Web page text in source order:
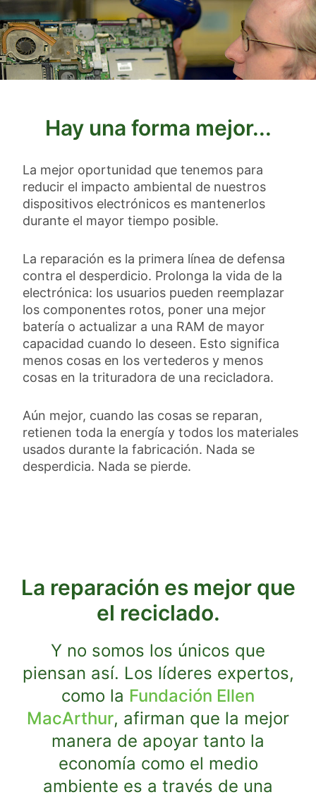
Hay una forma mejor...
La mejor oportunidad que tenemos para
reducir el impacto ambiental de nuestros
dispositivos electrónicos es mantenerlos
durante el mayor tiempo posible.
La reparación es la primera línea de defensa
contra el desperdicio. Prolonga la vida de la
electrónica: los usuarios pueden reemplazar
los componentes rotos, poner una mejor
batería o actualizar a una RAM de mayor
capacidad cuando lo deseen. Esto significa
menos cosas en los vertederos y menos
cosas en la trituradora de una recicladora.
Aún mejor, cuando las cosas se reparan,
retienen toda la energía y todos los materiales
usados durante la fabricación. Nada se
desperdicia. Nada se pierde.
La reparación es mejor que
el reciclado.
Y no somos los únicos que
piensan así. Los líderes expertos,
como la Fundación Ellen
MacArthur, afirman que la mejor
manera de apoyar tanto la
economía como el medio
ambiente es a través de una